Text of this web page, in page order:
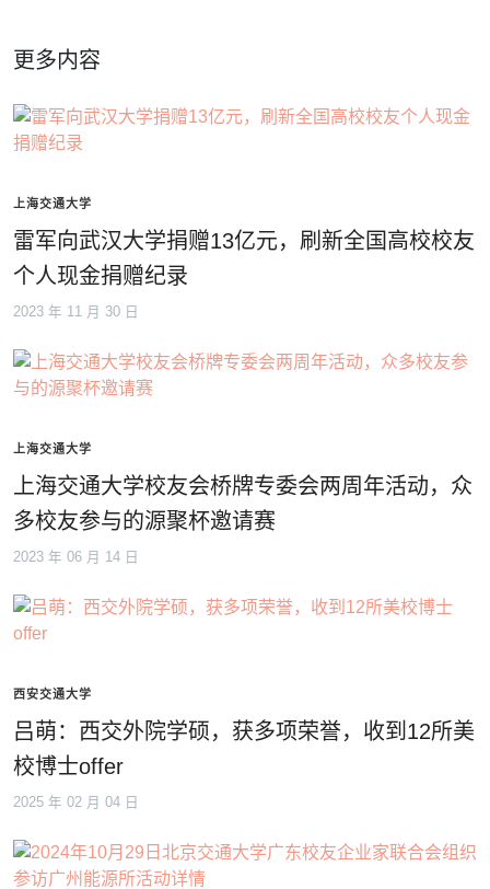
更多内容
上海交通大学
雷军向武汉大学捐赠13亿元，刷新全国高校校友
个人现金捐赠纪录
2023 年 11 月 30 日
上海交通大学
上海交通大学校友会桥牌专委会两周年活动，众
多校友参与的源聚杯邀请赛
2023 年 06 月 14 日
西安交通大学
吕萌：西交外院学硕，获多项荣誉，收到12所美
校博士offer
2025 年 02 月 04 日